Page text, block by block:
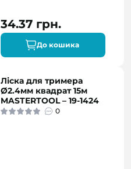
34.37 грн.
До кошика
Ліска для тримера
Ø2.4мм квадрат 15м
MASTERTOOL – 19-1424
0